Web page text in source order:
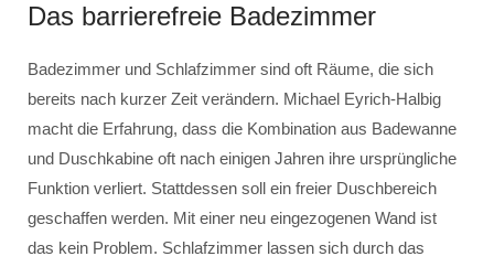
Das barrierefreie Badezimmer
Badezimmer und Schlafzimmer sind oft Räume, die sich
bereits nach kurzer Zeit verändern. Michael Eyrich-Halbig
macht die Erfahrung, dass die Kombination aus Badewanne
und Duschkabine oft nach einigen Jahren ihre ursprüngliche
Funktion verliert. Stattdessen soll ein freier Duschbereich
geschaffen werden. Mit einer neu eingezogenen Wand ist
das kein Problem. Schlafzimmer lassen sich durch das